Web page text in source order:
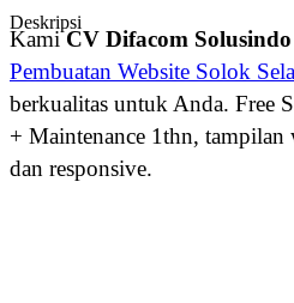
Deskripsi
KamiCV Difacom Solusindo
Pembuatan Website Solok
berkualitas untuk Anda. Free
+ Maintenance 1thn,
dan responsive.